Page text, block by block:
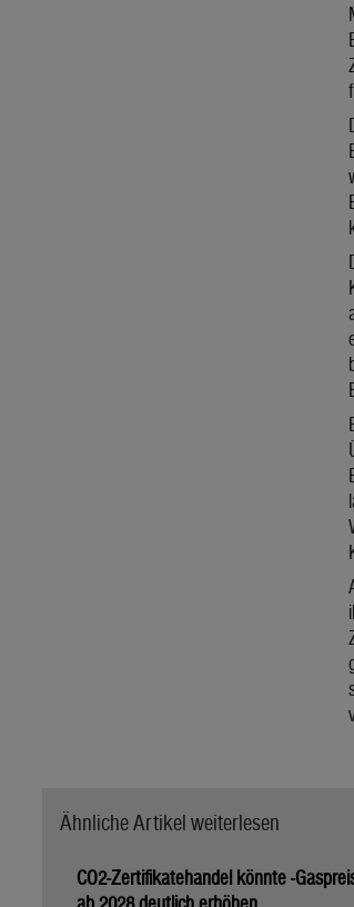
Ähnliche Artikel weiterlesen
CO2-Zertifikatehandel könnte -